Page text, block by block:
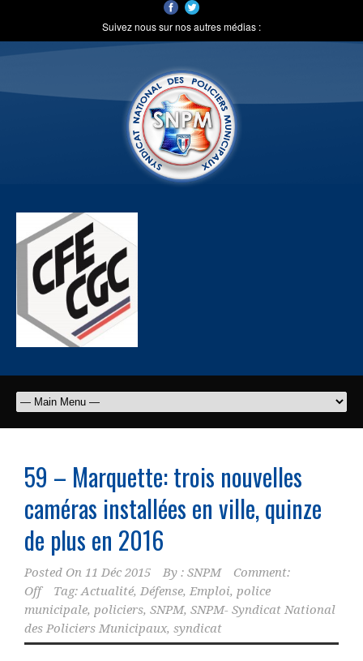
Suivez nous sur nos autres médias :
59 – Marquette: trois nouvelles
caméras installées en ville, quinze
de plus en 2016
Posted On 11 Déc 2015 By : SNPM
Comment:
Off
Tag:Actualité, Défense, Emploi, police
municipale, policiers, SNPM, SNPM- Syndicat National
des Policiers Municipaux, syndicat